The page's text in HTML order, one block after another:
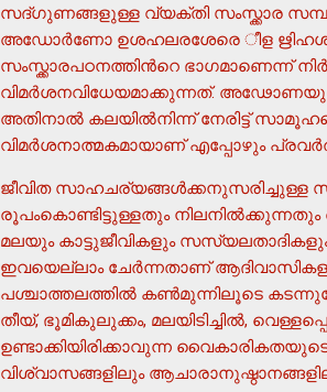
സദ്ഗുണങ്ങളുള്ള വ്യക്തി സംസ്ക്കാര
അഡോര്‍ണോ ഉശഹലരശേരെ ീള
സംസ്ക്കാരപഠനത്തിന്‍റെ ഭാഗമാണെന്ന്
വിമര്‍ശനവിധേയമാക്കുന്നത്.
അതിനാല്‍ കലയില്‍നിന്ന് നേരിട്ട്
വിമര്‍ശനാത്മകമായാണ് എപ്പോഴും
ജീവിത സാഹചര്യങ്ങള്‍ക്കനുസരിച്ചുള്ള
രൂപംകൊണ്ടിട്ടുള്ളതും
മലയും കാട്ടുജീവികളും
ഇവയെല്ലാം ചേര്‍ന്നതാണ്
പശ്ചാത്തലത്തില്‍ കണ്‍മുന്നിലൂടെ
തീയ്, ഭൂമികുലുക്കം, മലയിടിച്ചില്‍,
ഉണ്ടാക്കിയിരിക്കാവുന്ന